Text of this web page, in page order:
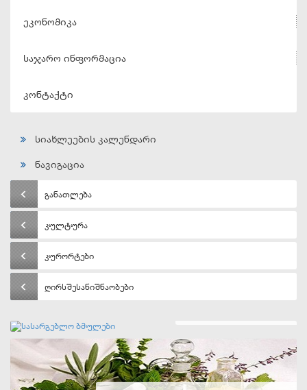
ეკონომიკა
საჯარო ინფორმაცია
კონტაქტი
სიახლეების კალენდარი
ნავიგაცია
განათლება
კულტურა
კურორტები
ღირსშესანიშნაობები